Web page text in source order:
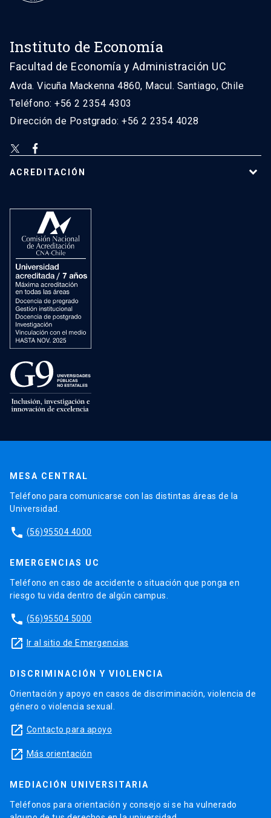
Instituto de Economía
Facultad de Economía y Administración UC
Avda. Vicuña Mackenna 4860, Macul. Santiago, Chile
Teléfono: +56 2 2354 4303
Dirección de Postgrado: +56 2 2354 4028
ACREDITACIÓN
MESA CENTRAL
Teléfono para comunicarse con las distintas áreas de la
Universidad.
phone (56)95504 4000
EMERGENCIAS UC
Teléfono en caso de accidente o situación que ponga en
riesgo tu vida dentro de algún campus.
phone (56)95504 5000
launch Ir al sitio de Emergencias
DISCRIMINACIÓN Y VIOLENCIA
Orientación y apoyo en casos de discriminación, violencia de
género o violencia sexual.
launch Contacto para apoyo
launch Más orientación
MEDIACIÓN UNIVERSITARIA
Teléfonos para orientación y consejo si se ha vulnerado